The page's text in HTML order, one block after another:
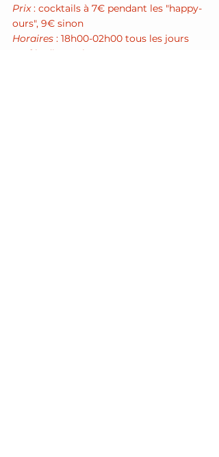
Prix : cocktails à 7€ pendant les "happy-
ours", 9€ sinon
Horaires : 18h00-02h00 tous les jours
sauf le dimanche